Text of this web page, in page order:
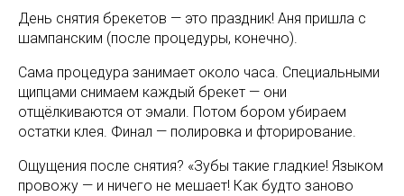
День снятия брекетов — это праздник! Аня пришла с
шампанским (после процедуры, конечно).
Сама процедура занимает около часа. Специальными
щипцами снимаем каждый брекет — они
отщёлкиваются от эмали. Потом бором убираем
остатки клея. Финал — полировка и фторирование.
Ощущения после снятия? «Зубы такие гладкие! Языком
провожу — и ничего не мешает! Как будто заново